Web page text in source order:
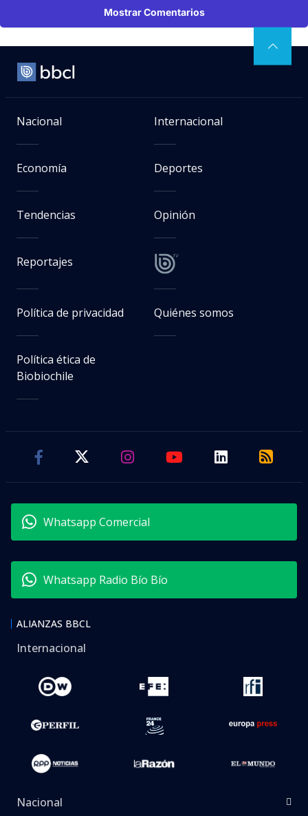
Mostrar Comentarios
Nacional Internacional
Economía Deportes
Tendencias Opinión
Reportajes
Política de privacidad Quiénes somos
Política ética de
Biobiochile
Whatsapp Comercial
Whatsapp Radio Bío Bío
ALIANZAS BBCL
Internacional
Nacional